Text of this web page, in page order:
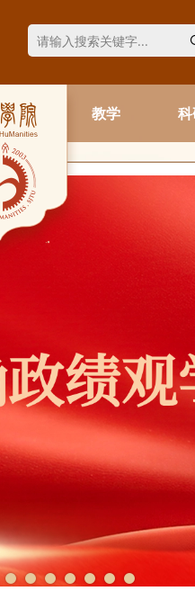
教学
10 11 12 13 14